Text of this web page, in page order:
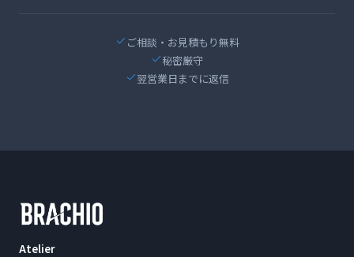
ご相談・お見積もり無料
秘密厳守
翌営業日までに返信
Atelier